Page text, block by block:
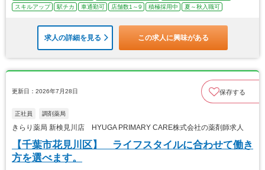
スキルアップ
駅チカ 車通勤可 店舗数1～9 積極採用中 夏～秋入職可
求人の詳細を見る この求人に興味がある
更新日：2026年7月28日 保存する
正社員 調剤薬局
きらり薬局 新検見川店 HYUGA PRIMARY CARE株式会社の薬剤師求人
【千葉市花見川区】 ライフスタイルに合わせて働き
方を選べます。